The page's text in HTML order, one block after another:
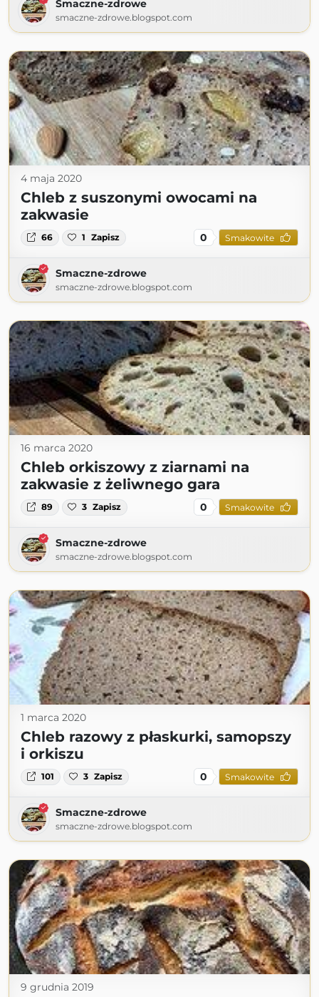
Smaczne-zdrowe
smaczne-zdrowe.blogspot.com
4 maja 2020
Chleb z suszonymi owocami na
zakwasie
66 1 Zapisz 0 Smakowite
Smaczne-zdrowe
smaczne-zdrowe.blogspot.com
16 marca 2020
Chleb orkiszowy z ziarnami na
zakwasie z żeliwnego gara
89 3 Zapisz 0 Smakowite
Smaczne-zdrowe
smaczne-zdrowe.blogspot.com
1 marca 2020
Chleb razowy z płaskurki, samopszy
i orkiszu
101 3 Zapisz 0 Smakowite
Smaczne-zdrowe
smaczne-zdrowe.blogspot.com
9 grudnia 2019